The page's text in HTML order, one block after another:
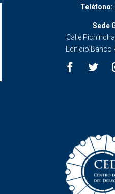
Teléfono:
Sede
Calle
Edificio Banco